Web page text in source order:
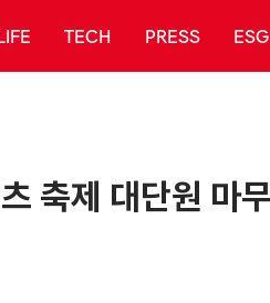
TECH PRESS ESG
축제 대단원 마